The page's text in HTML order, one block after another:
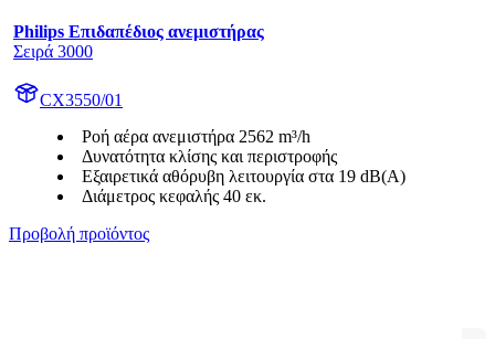
Philips Επιδαπέδιος ανεμιστήρας
Σειρά 3000
CX3550/01
Ροή αέρα ανεμιστήρα 2562 m³/h
Δυνατότητα κλίσης και περιστροφής
Εξαιρετικά αθόρυβη λειτουργία στα 19 dB(A)
Διάμετρος κεφαλής 40 εκ.
Προβολή προϊόντος